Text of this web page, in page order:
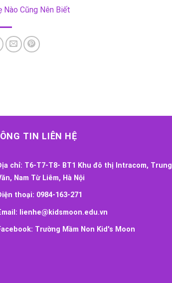
Nào Cũng Nên Biết
TIN LIÊN HỆ
chỉ: T6-T7-T8- BT1 Khu đô thị Intracom, Trung
Nam Từ Liêm, Hà Nội
thoại: 0984-163-271
lienhe@kidsmoon.edu.vn
Trường Mầm Non Kid's Moon